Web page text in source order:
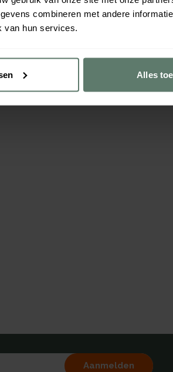
combineren met andere
van hun services.
Alles
Aanmelden